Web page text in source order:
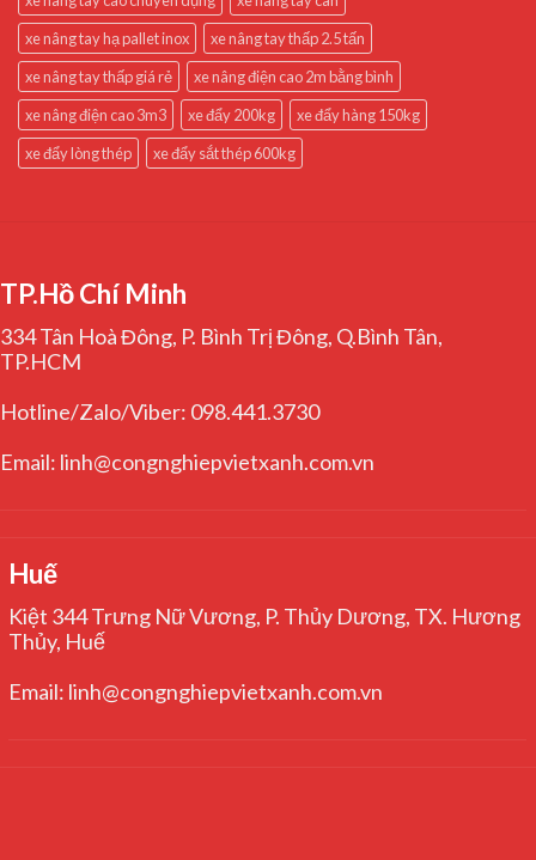
xe nâng tay hạ pallet inox
xe nâng tay thấp 2.5 tấn
xe nâng tay thấp giá rẻ
xe nâng điện cao 2m bằng bình
xe nâng điện cao 3m3
xe đẩy 200kg
xe đẩy hàng 150kg
xe đẩy lòng thép
xe đẩy sắt thép 600kg
TP.Hồ Chí Minh
334 Tân Hoà Đông, P. Bình Trị Đông, Q.Bình Tân,
TP.HCM
Hotline/Zalo/Viber: 098.441.3730
Email: linh@congnghiepvietxanh.com.vn
Huế
Kiệt 344 Trưng Nữ Vương, P. Thủy Dương, TX. Hương
Thủy, Huế
Email: linh@congnghiepvietxanh.com.vn